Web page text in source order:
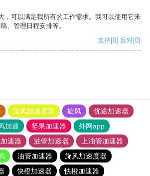
，可以满足我所有的工作需求。我可以使用它来
、管理日程安排等。
支持[0] 反对[0]
旋风加速度器 旋风
优途加速器
加速 坚果加速器
外网app
速器 油管加速器
上油管加速器
油管加速器
旋风加速度器
快橙加速器
快橙加速器